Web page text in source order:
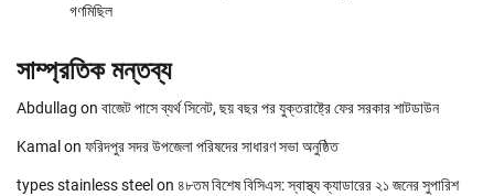
গণমিছিল
সাম্প্রতিক মন্তব্য
Abdullag on বাজেট পাসে ব্যর্থ সিনেট, ছয় বছর পর যুক্তরাষ্ট্রে ফের সরকার শাটডাউন
Kamal on ফরিদপুর সদর উপজেলা পরিষদের সাধারণ সভা অনুষ্ঠিত
types stainless steel on ৪৮তম বিশেষ বিসিএস: স্বাস্থ্য ক্যাডারের ২১ জনের সুপারিশ